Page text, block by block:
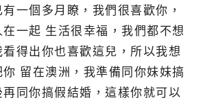
一個多月瞭，我們很喜歡你，
一起 生活很幸福，我們都不想
得出你也喜歡這兒，所以我想
你 留在澳洲，我準備同你妹妹搞
同你搞假結婚，這樣你就可以